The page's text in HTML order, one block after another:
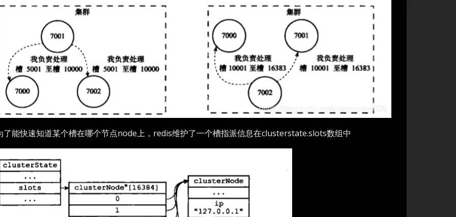
了能快速知道某个槽在哪个节点node上，redis维护了一个槽指派信息在clusterstate.slots数组中